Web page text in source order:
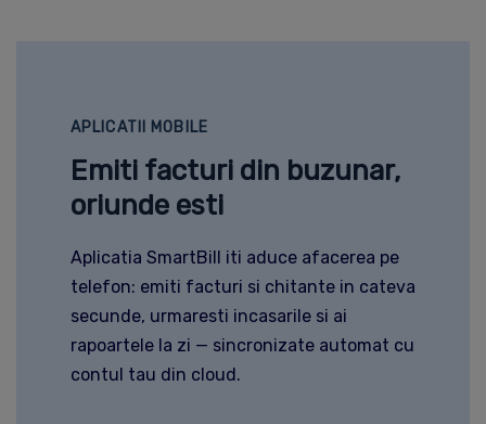
APLICATII MOBILE
Emiti facturi din buzunar,
oriunde esti
Aplicatia SmartBill iti aduce afacerea pe
telefon: emiti facturi si chitante in cateva
secunde, urmaresti incasarile si ai
rapoartele la zi — sincronizate automat cu
contul tau din cloud.